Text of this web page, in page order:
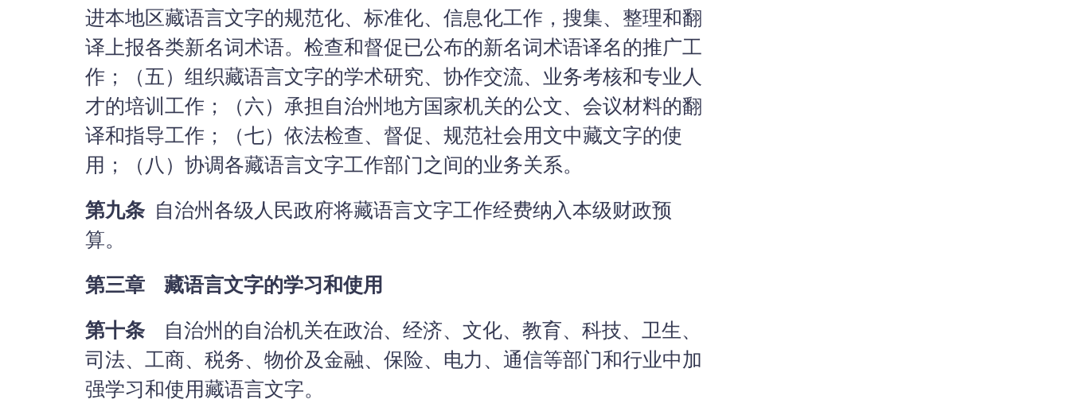
进本地区藏语言文字的规范化、标准化、信息化工作，搜集、整理和翻
译上报各类新名词术语。检查和督促已公布的新名词术语译名的推广工
作；（五）组织藏语言文字的学术研究、协作交流、业务考核和专业人
才的培训工作；（六）承担自治州地方国家机关的公文、会议材料的翻
译和指导工作；（七）依法检查、督促、规范社会用文中藏文字的使
用；（八）协调各藏语言文字工作部门之间的业务关系。
第九条 自治州各级人民政府将藏语言文字工作经费纳入本级财政预
算。
第三章 藏语言文字的学习和使用
第十条 自治州的自治机关在政治、经济、文化、教育、科技、卫生、
司法、工商、税务、物价及金融、保险、电力、通信等部门和行业中加
强学习和使用藏语言文字。